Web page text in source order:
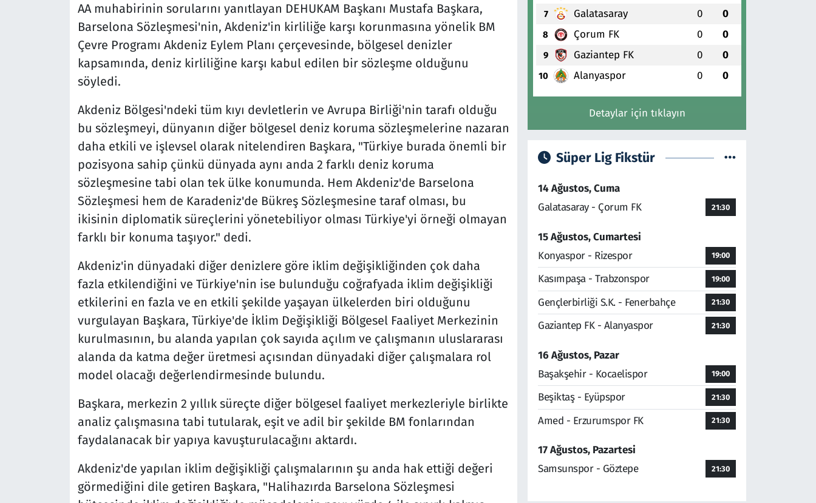
AA muhabirinin sorularını yanıtlayan DEHUKAM Başkanı Mustafa Başkara,
Barselona Sözleşmesi'nin, Akdeniz'in kirliliğe karşı korunmasına yönelik BM
Çevre Programı Akdeniz Eylem Planı çerçevesinde, bölgesel denizler
kapsamında, deniz kirliliğine karşı kabul edilen bir sözleşme olduğunu
söyledi.
Akdeniz Bölgesi'ndeki tüm kıyı devletlerin ve Avrupa Birliği'nin tarafı olduğu
bu sözleşmeyi, dünyanın diğer bölgesel deniz koruma sözleşmelerine nazaran
daha etkili ve işlevsel olarak nitelendiren Başkara, "Türkiye burada önemli bir
pozisyona sahip çünkü dünyada aynı anda 2 farklı deniz koruma
sözleşmesine tabi olan tek ülke konumunda. Hem Akdeniz'de Barselona
Sözleşmesi hem de Karadeniz'de Bükreş Sözleşmesine taraf olması, bu
ikisinin diplomatik süreçlerini yönetebiliyor olması Türkiye'yi örneği olmayan
farklı bir konuma taşıyor." dedi.
Akdeniz'in dünyadaki diğer denizlere göre iklim değişikliğinden çok daha
fazla etkilendiğini ve Türkiye'nin ise bulunduğu coğrafyada iklim değişikliği
etkilerini en fazla ve en etkili şekilde yaşayan ülkelerden biri olduğunu
vurgulayan Başkara, Türkiye'de İklim Değişikliği Bölgesel Faaliyet Merkezinin
kurulmasının, bu alanda yapılan çok sayıda açılım ve çalışmanın uluslararası
alanda da katma değer üretmesi açısından dünyadaki diğer çalışmalara rol
model olacağı değerlendirmesinde bulundu.
Başkara, merkezin 2 yıllık süreçte diğer bölgesel faaliyet merkezleriyle birlikte
analiz çalışmasına tabi tutularak, eşit ve adil bir şekilde BM fonlarından
faydalanacak bir yapıya kavuşturulacağını aktardı.
Akdeniz'de yapılan iklim değişikliği çalışmalarının şu anda hak ettiği değeri
görmediğini dile getiren Başkara, "Halihazırda Barselona Sözleşmesi
7 Galatasaray 0 0
8 Çorum FK 0 0
9 Gaziantep FK 0 0
10 Alanyaspor 0 0
Detaylar için tıklayın
Süper Lig Fikstür
14 Ağustos, Cuma
Galatasaray - Çorum FK
21:30
15 Ağustos, Cumartesi
Konyaspor - Rizespor
19:00
Kasımpaşa - Trabzonspor 19:00
Gençlerbirliği S.K. - Fenerbahçe 21:30
Gaziantep FK - Alanyaspor 21:30
16 Ağustos, Pazar
Başakşehir - Kocaelispor
19:00
Beşiktaş - Eyüpspor 21:30
Amed - Erzurumspor FK 21:30
17 Ağustos, Pazartesi
Samsunspor - Göztepe
21:30